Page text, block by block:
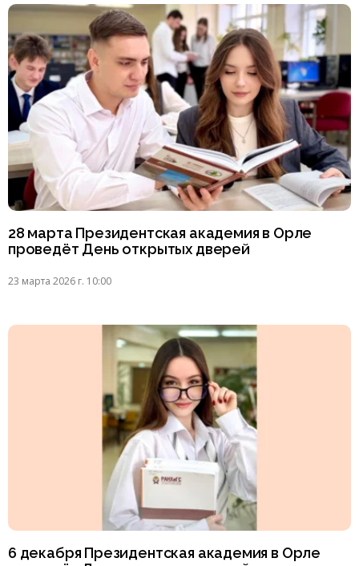
28 марта Президентская академия в Орле
проведёт День открытых дверей
23 марта 2026 г. 10:00
6 декабря Президентская академия в Орле